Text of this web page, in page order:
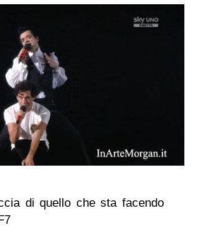
di quello che sta facendo